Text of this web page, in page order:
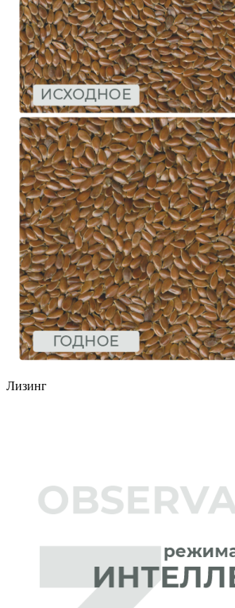
Лизинг